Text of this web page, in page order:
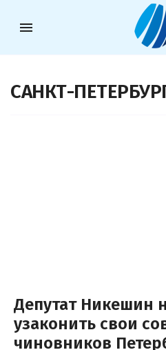
menu
САНКТ-
Депутат Никешин
узаконить свои
чиновников